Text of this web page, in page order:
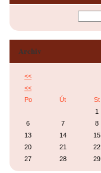
Archiv
<<
<<
Po
Út St
1
6
7 8
13
14 15
20
21 22
27
28 29